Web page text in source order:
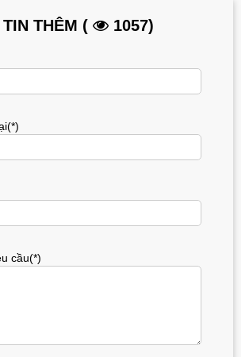
THÊM ( 1057)
cầu(*)